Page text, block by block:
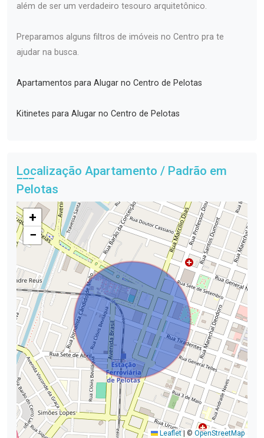
além de ser um verdadeiro tesouro arquitetônico.
Preparamos alguns filtros de imóveis no Centro pra te
ajudar na busca.
Apartamentos para Alugar no Centro de Pelotas
Kitinetes para Alugar no Centro de Pelotas
Localização Apartamento / Padrão em
Pelotas
+
−
Leaflet | © OpenStreetMap